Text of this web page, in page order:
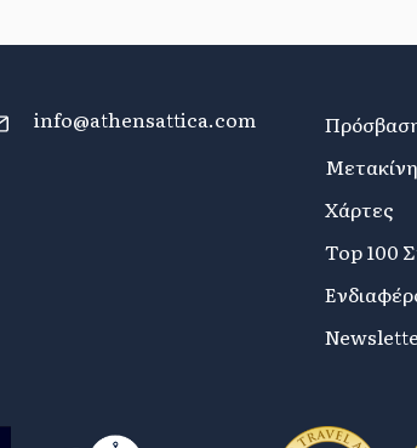
info@athensattica.com
Χάρτες
Top 100